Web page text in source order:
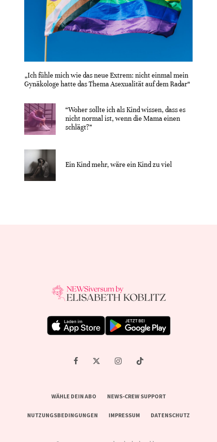
„Ich fühle mich wie das neue Extrem: nicht einmal mein
Gynäkologe hatte das Thema Asexualität auf dem Radar“
“Woher sollte ich als Kind wissen, dass es
nicht normal ist, wenn die Mama einen
schlägt?”
Ein Kind mehr, wäre ein Kind zu viel
WÄHLE DEIN ABO NEWS-CREW SUPPORT
NUTZUNGSBEDINGUNGEN IMPRESSUM DATENSCHUTZ